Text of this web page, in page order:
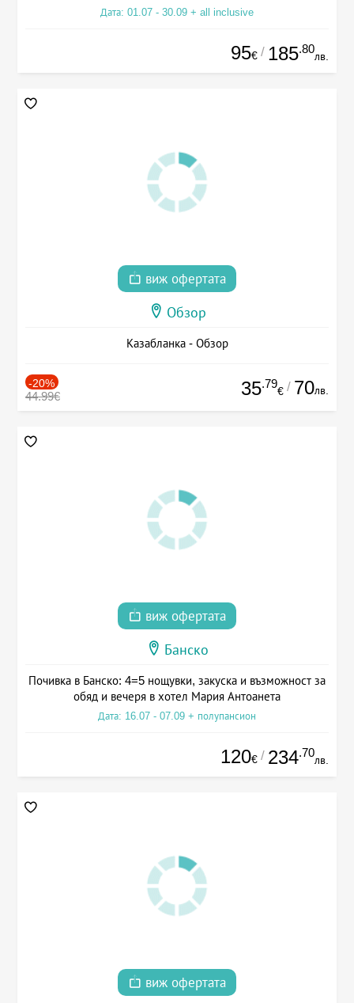
Дата: 01.07 - 30.09 + all inclusive
95€ / 185.80
лв.
виж офертата
Обзор
Казабланка - Обзор
-20%
44.99€ 35.79
€ / 70лв.
виж офертата
Банско
Почивка в Банско: 4=5 нощувки, закуска и възможност за
обяд и вечеря в хотел Мария Антоанета
Дата: 16.07 - 07.09 + полупансион
120€ / 234.70
лв.
виж офертата